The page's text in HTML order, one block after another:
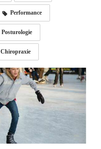
Performance
Posturologie
Chiropraxie